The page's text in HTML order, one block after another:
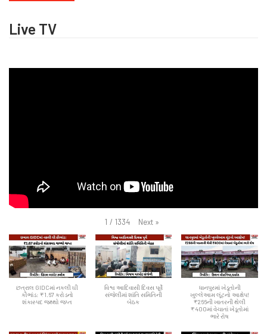
Live TV
1 / 1334 Next »
છત્રાલ GIDCમાં નકલી ઘી
કૌભાંડ: ₹1.67 કરોડનો
શંકાસ્પદ જથ્થો જપ્ત
વિશ્વ આદિવાસી દિવસ પૂર્વે
સંજેલીમાં શાંતિ સમિતિની
બેઠક
ધાનપુરમાં ખેડૂતોની
ખુલ્લેઆમ લૂંટનો આક્ષેપ!
₹266ની ખાતરની થેલી
₹400માં વેચાતાં ખેડૂતોમાં
ભારે રોષ